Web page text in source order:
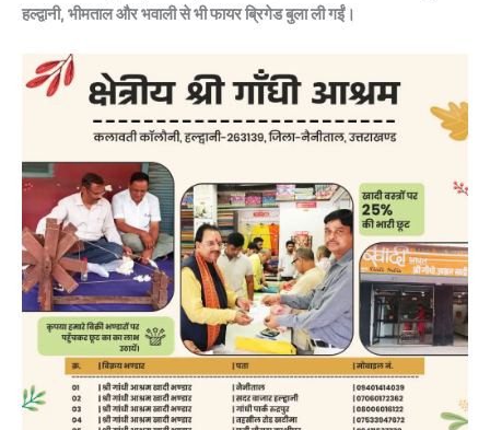
हल्द्वानी, भीमताल और भवाली से भी फायर ब्रिगेड बुला ली गईं।